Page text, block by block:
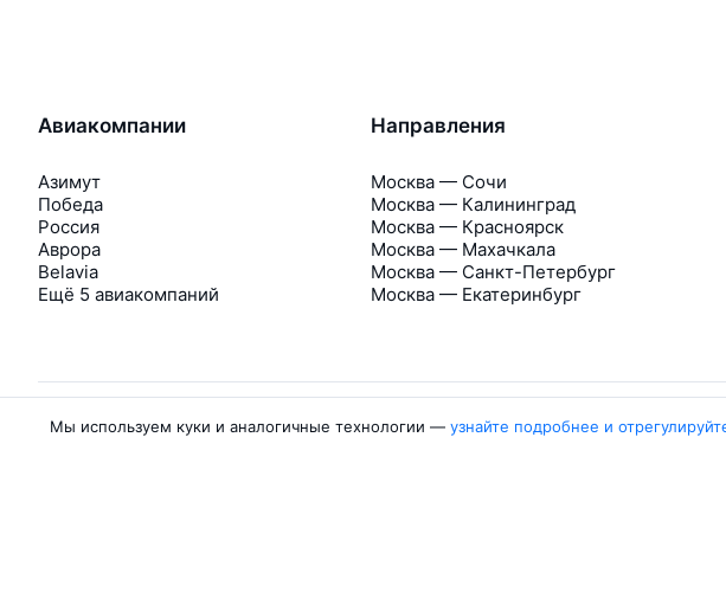
Авиакомпании
Азимут
Победа
Россия
Аврора
Belavia
Ещё 5 авиакомпаний
Направления
Москва — Сочи
Москва — Калининград
Москва — Красноярск
Москва — Махачкала
Москва — Санкт-Петербург
Москва — Екатеринбург
Мы используем куки и аналогичные технологии — узнайте подробнее и